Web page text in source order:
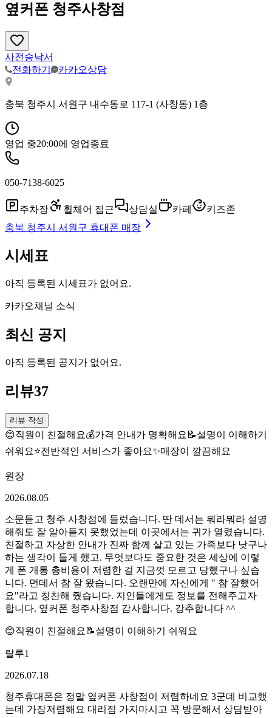
옆커폰 청주사창점
사전승낙서
전화하기
카카오상담
충북 청주시 서원구 내수동로 117-1 (사창동) 1층
영업 중20:00에 영업종료
050-7138-6025
주차장 휠체어 접근 상담실 카페
키즈존
충북 청주시 서원구 휴대폰 매장
시세표
아직 등록된 시세표가 없어요.
카카오채널 소식
최신 공지
아직 등록된 공지가 없어요.
리뷰37
리뷰 작성
😊직원이 친절해요💰가격 안내가 명확해요 📝설명이 이해하기
쉬워요⭐전반적인 서비스가 좋아요✨매장이 깔끔해요
원장
2026.08.05
소문듣고 청주 사창점에 들렀습니다. 딴 데서는 뭐라뭐라 설명
해줘도 잘 알아듣지 못했었는데 이곳에서는 귀가 열렸습니다.
친절하고 자상한 안내가 진짜 함께 살고 있는 가족보다 낫구나
하는 생각이 들게 했고. 무엇보다도 중요한 것은 세상에 이렇
게 폰 개통 총비용이 저렴한 걸 지금껏 모르고 당했구나 싶습
니다. 먼데서 참 잘 왔습니다. 오랜만에 자신에게 " 참 잘했어
요"라고 칭찬해 줬습니다. 지인들에게도 정보를 전해주고자
합니다. 옆커폰 청주사창점 감사합니다. 강추합니다 ^^
😊직원이 친절해요 📝설명이 이해하기 쉬워요
랄루1
2026.07.18
청주휴대폰은 정말 옆커폰 사창점이 저렴하네요 3군데 비교했
는데 가장저렴해요 대리점 가지마시고 꼭 방문해서 상담받아